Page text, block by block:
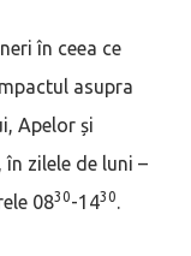
în ceea ce
asupra
Apelor și
zilele de luni –
0830-1430.